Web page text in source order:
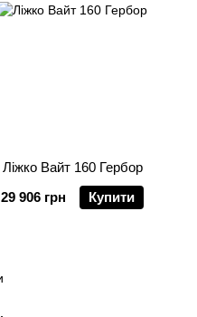
Ліжко Вайт 160 Гербор
29 906 грн
Купити